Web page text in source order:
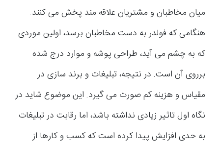
میان مخاطبان و مشتریان علاقه مند پخش می کنند.
هنگامی که فولدر به دست مخاطبان برسد، اولین موردی
که به چشم می آید، طراحی پوشه و موارد درج شده
برروی آن است. در نتیجه، تبلیغات و برند سازی در
مقیاس و هزینه کم صورت می گیرد. این موضوع شاید در
نگاه اول تاثیر زیادی نداشته باشد، اما رقابت در تبلیغات
به حدی افزایش پیدا کرده است که کسب و کارها از